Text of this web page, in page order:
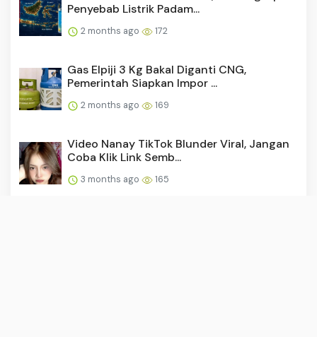
Penyebab Listrik Padam...
2 months ago 172
Gas Elpiji 3 Kg Bakal Diganti CNG,
Pemerintah Siapkan Impor ...
2 months ago 169
Video Nanay TikTok Blunder Viral, Jangan
Coba Klik Link Semb...
3 months ago 165